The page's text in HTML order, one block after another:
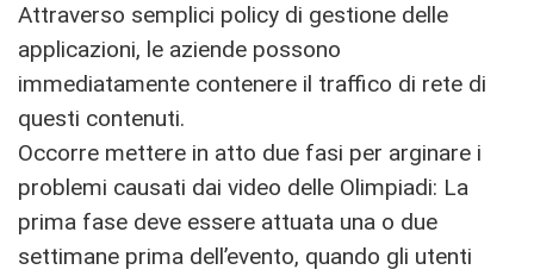
Attraverso semplici policy di gestione delle
applicazioni, le aziende possono
immediatamente contenere il traffico di rete di
questi contenuti.
Occorre mettere in atto due fasi per arginare i
problemi causati dai video delle Olimpiadi: La
prima fase deve essere attuata una o due
settimane prima dell’evento, quando gli utenti